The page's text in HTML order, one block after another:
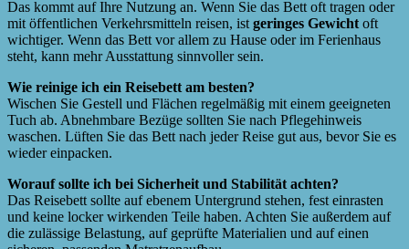
Das kommt auf Ihre Nutzung an. Wenn Sie das Bett oft tragen oder
mit öffentlichen Verkehrsmitteln reisen, ist geringes Gewicht oft
wichtiger. Wenn das Bett vor allem zu Hause oder im Ferienhaus
steht, kann mehr Ausstattung sinnvoller sein.
Wie reinige ich ein Reisebett am besten?
Wischen Sie Gestell und Flächen regelmäßig mit einem geeigneten
Tuch ab. Abnehmbare Bezüge sollten Sie nach Pflegehinweis
waschen. Lüften Sie das Bett nach jeder Reise gut aus, bevor Sie es
wieder einpacken.
Worauf sollte ich bei Sicherheit und Stabilität achten?
Das Reisebett sollte auf ebenem Untergrund stehen, fest einrasten
und keine locker wirkenden Teile haben. Achten Sie außerdem auf
die zulässige Belastung, auf geprüfte Materialien und auf einen